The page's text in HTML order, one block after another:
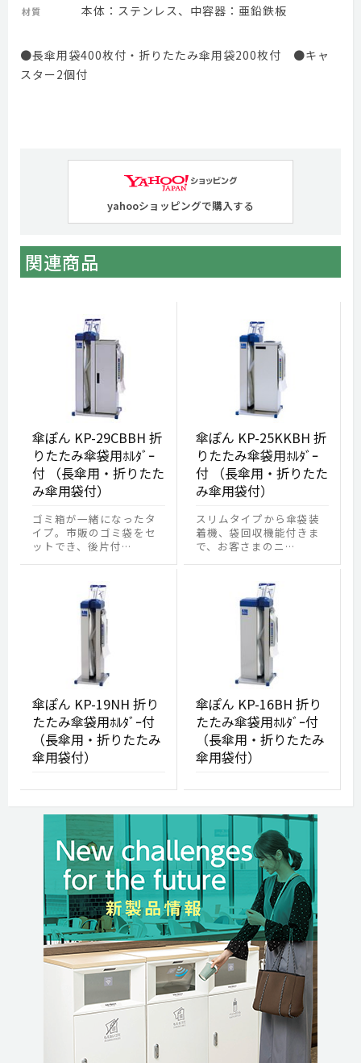
材質 本体：ステンレス、中容器：亜鉛鉄板
●長傘用袋400枚付・折りたたみ傘用袋200枚付 ●キャ
スター2個付
yahooショッピングで購入する
関連商品
傘ぽん KP-29CBBH 折
りたたみ傘袋用ﾎﾙﾀﾞｰ
付 （長傘用・折りたた
み傘用袋付）
ゴミ箱が一緒になったタ
イプ。市販のゴミ袋をセ
ットでき、後片付…
傘ぽん KP-25KKBH 折
りたたみ傘袋用ﾎﾙﾀﾞｰ
付 （長傘用・折りたた
み傘用袋付）
スリムタイプから傘袋装
着機、袋回収機能付きま
で、お客さまのニ…
傘ぽん KP-19NH 折り
たたみ傘袋用ﾎﾙﾀﾞｰ付
（長傘用・折りたたみ
傘用袋付）
傘ぽん KP-16BH 折り
たたみ傘袋用ﾎﾙﾀﾞｰ付
（長傘用・折りたたみ
傘用袋付）